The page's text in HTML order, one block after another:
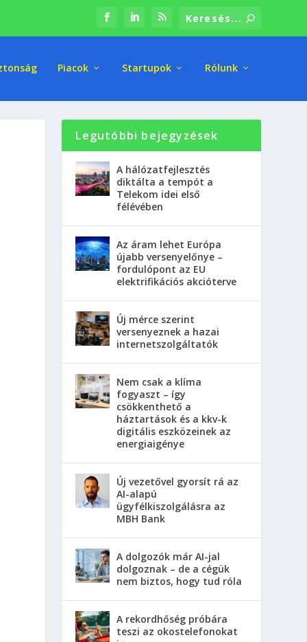
Piacok Startupok Rólunk
Legutóbbi bejegyzések
A hálózatfejlesztés
diktálta a tempót a
Telekom idei első
félévében
Az áram lehet Európa
újabb versenyelőnye –
fordulópont az EU
elektrifikációs akcióterve
Új mérce szerint
versenyeznek a hazai
internetszolgáltatók
Nem csak a klíma
fogyaszt – így
csökkenthető a
háztartások és a kkv-k
digitális eszközeinek az
energiaigénye
Új vezetővel gyorsít rá az
AI-alapú
ügyfélkiszolgálásra az
MBH Bank
A dolgozók már AI-jal
dolgoznak – de a cégük
nem biztos, hogy tud róla
A rekordhőség próbára
teszi az okostelefonokat